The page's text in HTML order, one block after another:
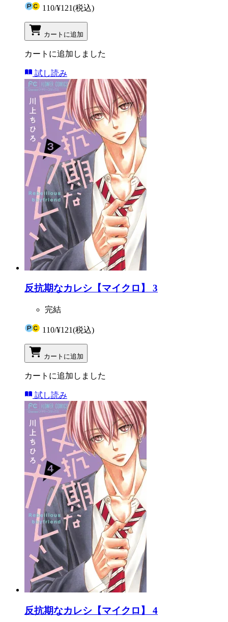
110/¥121(税込)
カートに追加
カートに追加しました
試し読み
反抗期なカレシ【マイクロ】 3
完結
110/¥121(税込)
カートに追加
カートに追加しました
試し読み
反抗期なカレシ【マイクロ】 4